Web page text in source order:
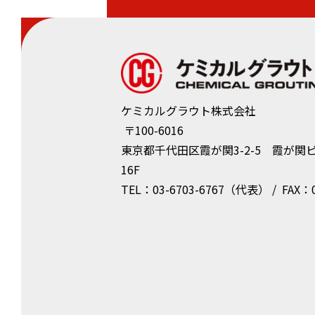
ケミカルグラウト株式会社
〒100-6016
東京都千代⽥区霞が関3-2-5 霞が関
16F
TEL：03-6703-6767（代表） / FAX